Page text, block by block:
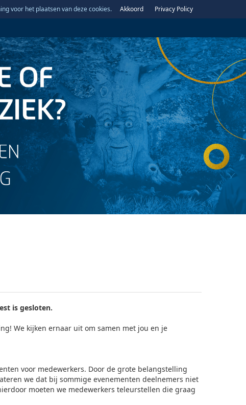
voor het plaatsen van deze cookies. Akkoord Privacy Policy
is gesloten.
We kijken ernaar uit om samen met jou en je
voor medewerkers. Door de grote belangstelling
we dat bij sommige evenementen deelnemers niet
moeten we medewerkers teleurstellen die graag